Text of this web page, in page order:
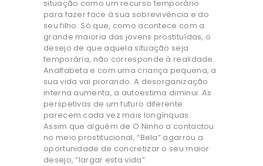
situação como um recurso temporário
para fazer face à sua sobrevivência e do
seu filho. Só que, como acontece com a
grande maioria das jovens prostituídas, o
desejo de que aquela situação seja
temporária, não corresponde à realidade.
Analfabeta e com uma criança pequena, a
sua vida vai piorando. A desorganização
interna aumenta, a autoestima diminui. As
perspetivas de um futuro diferente
parecem cada vez mais longínquas.
Assim que alguém de O Ninho a contactou
no meio prostitucional, “Bela” agarrou a
oportunidade de concretizar o seu maior
desejo, “largar esta vida”.